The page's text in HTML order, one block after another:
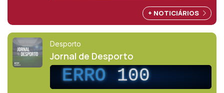
+ NOTICIÁRIOS
Desporto
Jornal de Desporto
ERRO100